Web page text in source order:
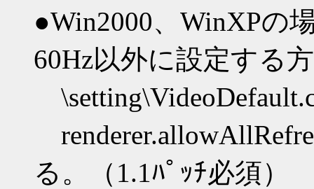
●Win2000、WinXPの
60Hz以外に設定する
る。（1.1ﾊﾟｯﾁ必須）